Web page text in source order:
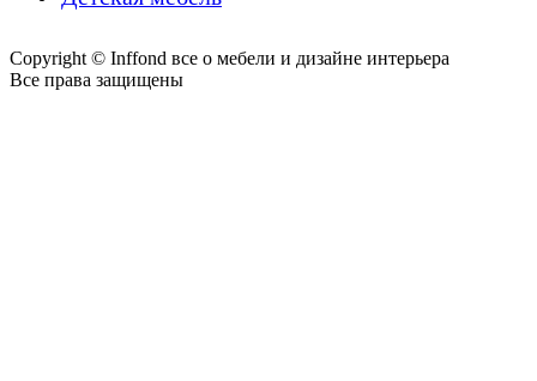
Copyright © Inffond все о мебели и дизайне интерьера
Все права защищены